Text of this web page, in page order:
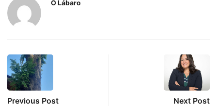
O Lábaro
Previous Post Next Post